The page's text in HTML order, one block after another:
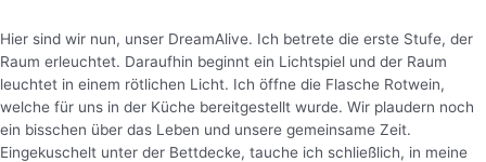
Hier sind wir nun, unser DreamAlive. Ich betrete die erste Stufe, der
Raum erleuchtet. Daraufhin beginnt ein Lichtspiel und der Raum
leuchtet in einem rötlichen Licht. Ich öffne die Flasche Rotwein,
welche für uns in der Küche bereitgestellt wurde. Wir plaudern noch
ein bisschen über das Leben und unsere gemeinsame Zeit.
Eingekuschelt unter der Bettdecke, tauche ich schließlich, in meine